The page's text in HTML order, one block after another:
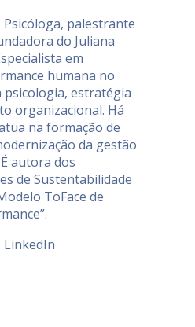
Psicóloga, palestrante
do Juliana
em
humana no
estratégia
organizacional. Há
na formação de
da gestão
autora dos
de Sustentabilidade
ToFace de
LinkedIn